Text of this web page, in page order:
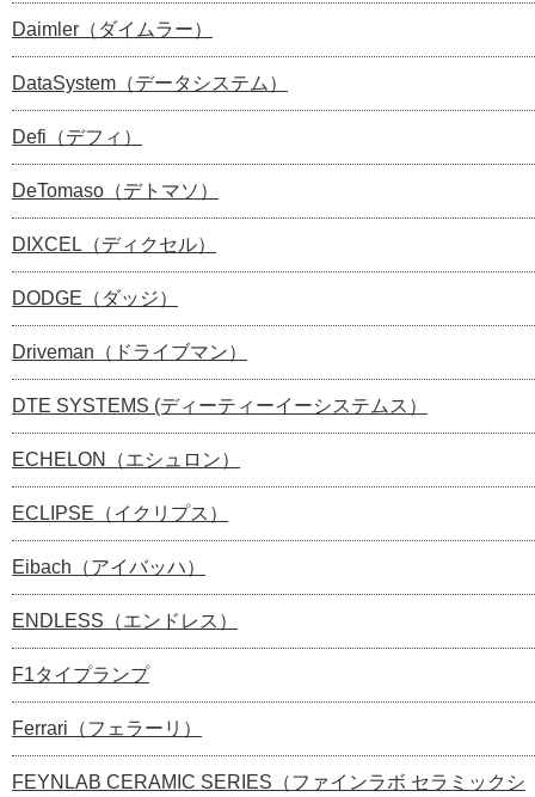
Daimler（ダイムラー）
DataSystem（データシステム）
Defi（デフィ）
DeTomaso（デトマソ）
DIXCEL（ディクセル）
DODGE（ダッジ）
Driveman（ドライブマン）
DTE SYSTEMS (ディーティーイーシステムス）
ECHELON（エシュロン）
ECLIPSE（イクリプス）
Eibach（アイバッハ）
ENDLESS（エンドレス）
F1タイプランプ
Ferrari（フェラーリ）
FEYNLAB CERAMIC SERIES（ファインラボ セラミックシ